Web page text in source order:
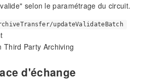
selon le paramétrage du circuit.
updateValidateBatch
Third Party Archiving
d'échange